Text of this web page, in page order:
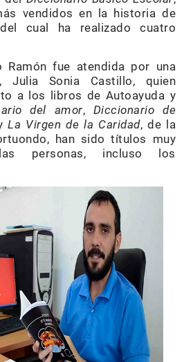
vendidos en la historia de
cual ha realizado cuatro
Ramón fue atendida por una
Julia Sonia Castillo, quien
a los libros de Autoayuda y
del amor, Diccionario de
La Virgen de la Caridad, de la
han sido títulos muy
personas, incluso los